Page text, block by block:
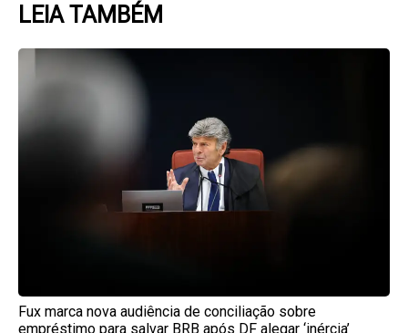
LEIA TAMBÉM
Fux marca nova audiência de conciliação sobre
empréstimo para salvar BRB após DF alegar ‘inércia’